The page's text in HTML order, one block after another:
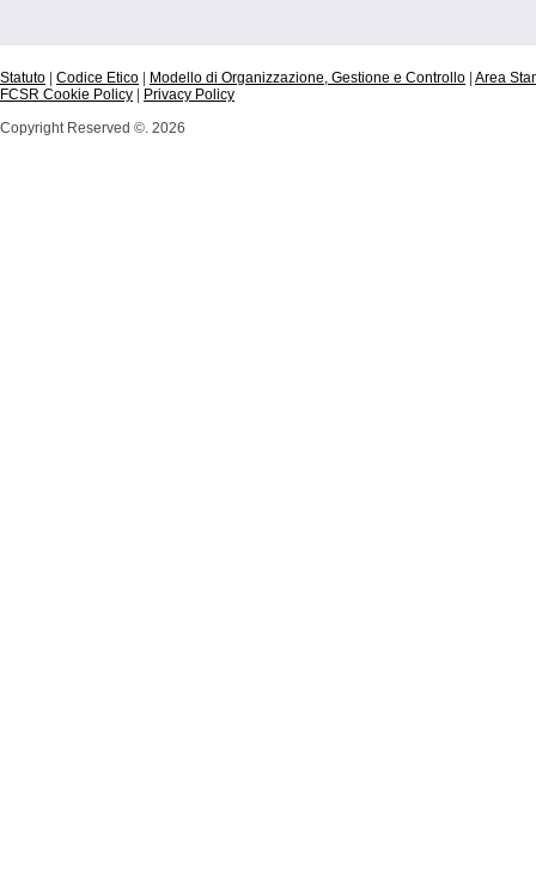
Statuto Codice Etico Modello di Organizzazione, Gestione e Controllo Area
FCSR Cookie Policy
Privacy Policy
Copyright Reserved ©. 2026